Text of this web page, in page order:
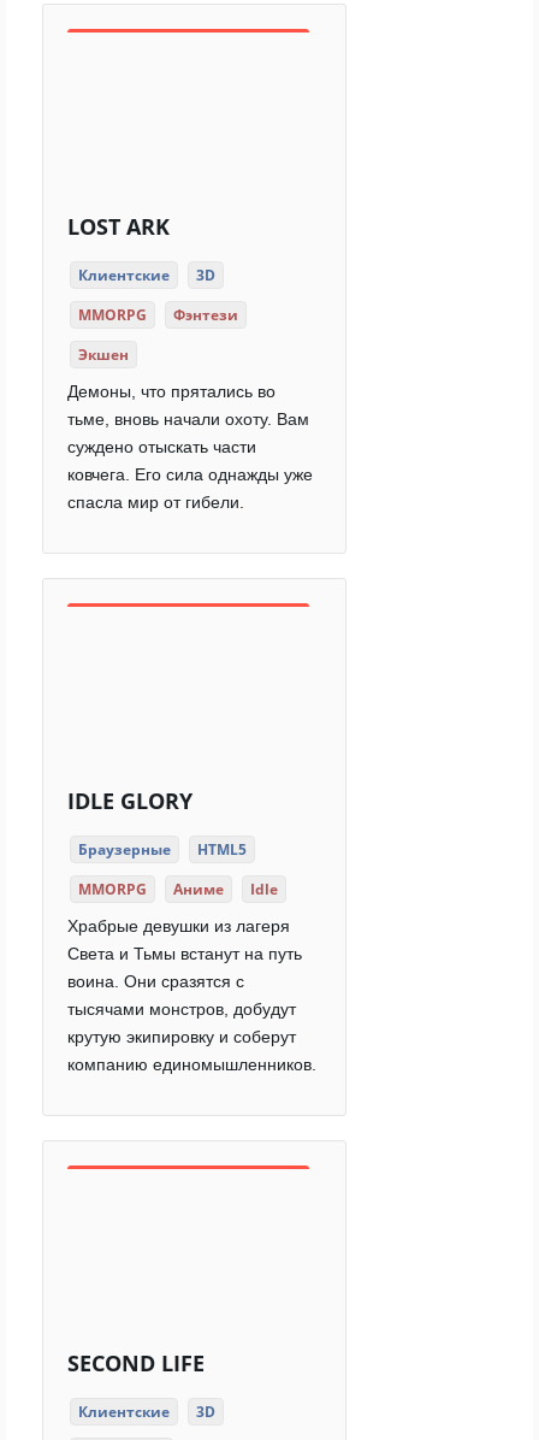
LOST ARK
Клиентские
3D
MMORPG
Фэнтези
Экшен
Демоны, что прятались во
тьме, вновь начали охоту. Вам
суждено отыскать части
ковчега. Его сила однажды уже
спасла мир от гибели.
IDLE GLORY
Браузерные
HTML5
MMORPG
Аниме Idle
Храбрые девушки из лагеря
Света и Тьмы встанут на путь
воина. Они сразятся с
тысячами монстров, добудут
крутую экипировку и соберут
компанию единомышленников.
SECOND LIFE
Клиентские
3D